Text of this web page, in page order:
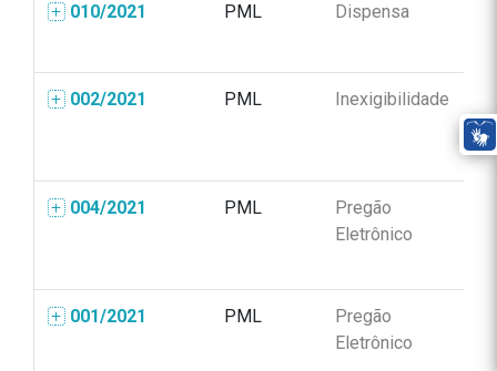
010/2021 PML Dispensa
002/2021 PML Inexigibilidade
004/2021 PML
Pregão
Eletrônico
001/2021 PML
Pregão
Eletrônico